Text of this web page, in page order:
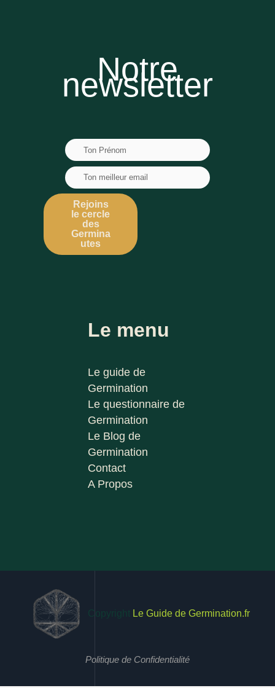
Notre
newsletter
Rejoins
le cercle
des
Germina
utes
Le menu
Le guide de
Germination
Le questionnaire de
Germination
Le Blog de
Germination
Contact
A Propos
Copyright Le Guide de Germination.fr
Politique de Confidentialité